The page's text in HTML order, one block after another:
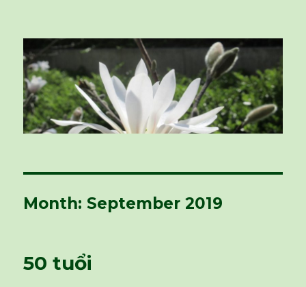
vivu-room
Month: September 2019
50 tuổi